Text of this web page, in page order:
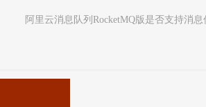
阿里云消息队列RocketMQ版是否支持消息